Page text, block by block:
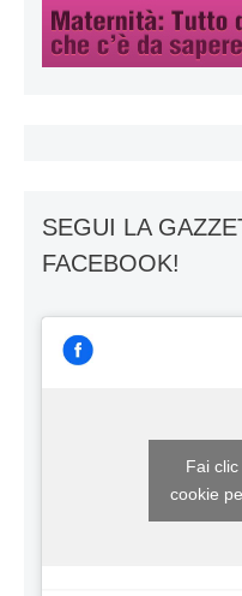
SEGUI LA
FACEBOOK!
Fai
cookie